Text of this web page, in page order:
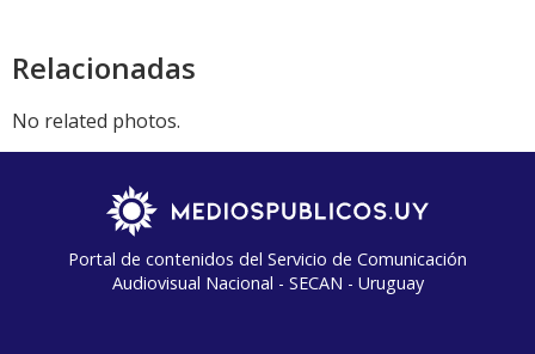
Relacionadas
No related photos.
Portal de contenidos del Servicio de Comunicación
Audiovisual Nacional - SECAN - Uruguay